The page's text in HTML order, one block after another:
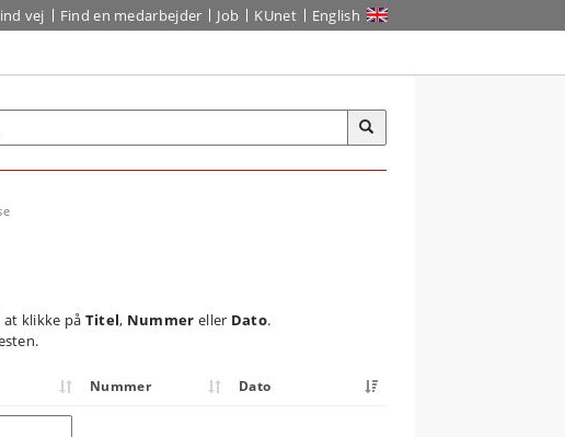
vej Find en medarbejder Job KUnet English
klikke på Titel, Nummer eller Dato.
Nummer Dato